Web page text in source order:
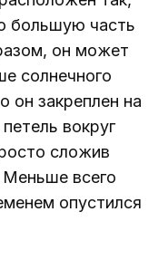
большую часть
он может
солнечного
он закреплен на
вокруг
сложив
всего
опустился